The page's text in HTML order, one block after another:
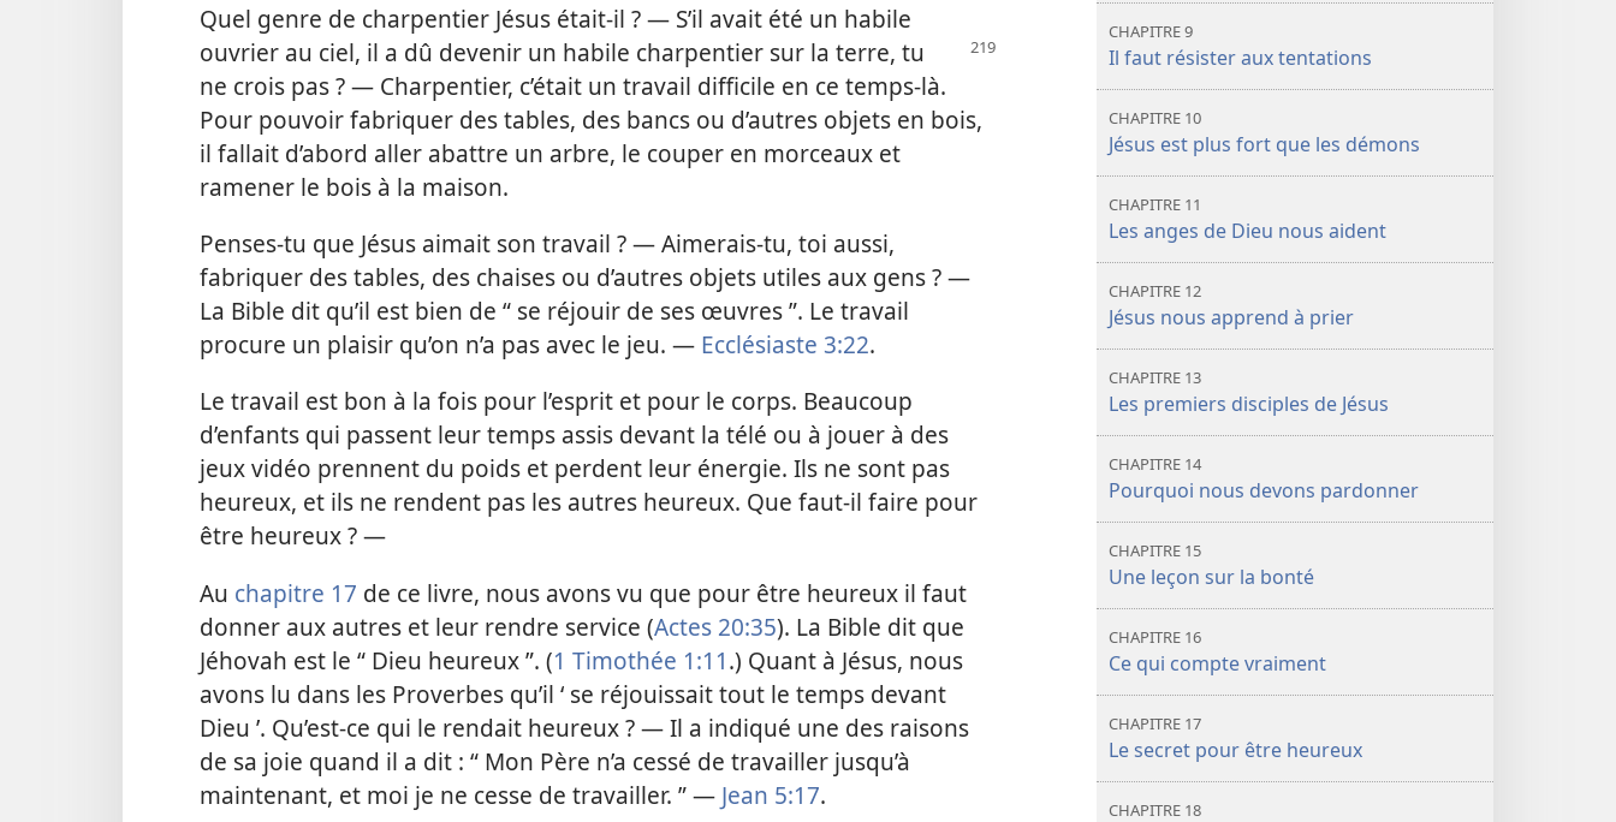
Quel genre de charpentier Jésus était-​il ? — S’il avait été un habile
ouvrier au ciel, il a dû devenir un habile charpentier sur la terre, tu
ne crois pas ? — Charpentier, c’était un travail difficile en ce temps-​là.
Pour pouvoir fabriquer des tables, des bancs ou d’autres objets en bois,
il fallait d’abord aller abattre un arbre, le couper en morceaux et
ramener le bois à la maison.
Penses-​tu que Jésus aimait son travail ? — Aimerais-​tu, toi aussi,
fabriquer des tables, des chaises ou d’autres objets utiles aux gens ? —
La Bible dit qu’il est bien de “ se réjouir de ses œuvres ”. Le travail
procure un plaisir qu’on n’a pas avec le jeu. — Ecclésiaste 3:22.
Le travail est bon à la fois pour l’esprit et pour le corps. Beaucoup
d’enfants qui passent leur temps assis devant la télé ou à jouer à des
jeux vidéo prennent du poids et perdent leur énergie. Ils ne sont pas
heureux, et ils ne rendent pas les autres heureux. Que faut-​il faire pour
être heureux ? —
Au chapitre 17 de ce livre, nous avons vu que pour être heureux il faut
donner aux autres et leur rendre service (Actes 20:35). La Bible dit que
Jéhovah est le “ Dieu heureux ”. (1 Timothée 1:11.) Quant à Jésus, nous
avons lu dans les Proverbes qu’il ‘ se réjouissait tout le temps devant
Dieu ’. Qu’est-​ce qui le rendait heureux ? — Il a indiqué une des raisons
de sa joie quand il a dit : “ Mon Père n’a cessé de travailler jusqu’à
maintenant, et moi je ne cesse de travailler. ” — Jean 5:17.
CHAPITRE 9
Il faut résister aux tentations
CHAPITRE 10
Jésus est plus fort que les démons
CHAPITRE 11
Les anges de Dieu nous aident
CHAPITRE 12
Jésus nous apprend à prier
CHAPITRE 13
Les premiers disciples de Jésus
CHAPITRE 14
Pourquoi nous devons pardonner
CHAPITRE 15
Une leçon sur la bonté
CHAPITRE 16
Ce qui compte vraiment
CHAPITRE 17
Le secret pour être heureux
CHAPITRE 18